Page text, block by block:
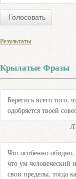
Результаты
Крылатые Фразы
Берегись всего того,
одобряется твоей
Что особенно обидно,
что ум человеческий
свои пределы, тогда